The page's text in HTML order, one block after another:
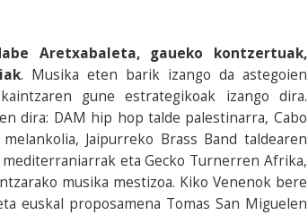
Aretxabaleta, gaueko kontzertuak,
. Musika eten barik izango da astegoien
gune estrategikoak izango dira.
dira: DAM hip hop talde palestinarra, Cabo
Jaipurreko Brass Band taldearen
eta Gecko Turnerren Afrika,
musika mestizoa. Kiko Venenok bere
euskal proposamena Tomas San Miguelen